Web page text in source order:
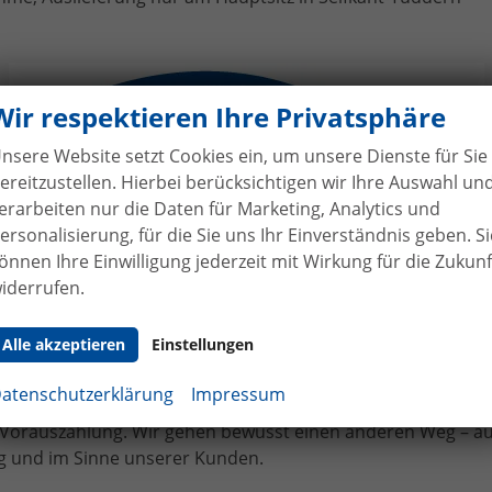
Skoda Fabia Combi an Herr
respektieren Ihre Privatsphäre
Website setzt Cookies ein, um unsere Dienste für Sie
Hierbei berücksichtigen wir Ihre Auswahl
nur die Daten für Marketing, Analytics und
für die Sie uns Ihr Einverständnis geben.
Ihre Einwilligung jederzeit mit Wirkung für die
Alle akzeptieren Einstellungen
Impressum
Anzahlung
von der Forst genießen Sie maximale Sicherheit
uns leisten Sie keine Anzahlung bei Vertragsabschluss.
bereits bei Unterzeichnung des Kaufvertrags eine
Wir gehen bewusst einen anderen Weg –
und im Sinne unserer Kunden.